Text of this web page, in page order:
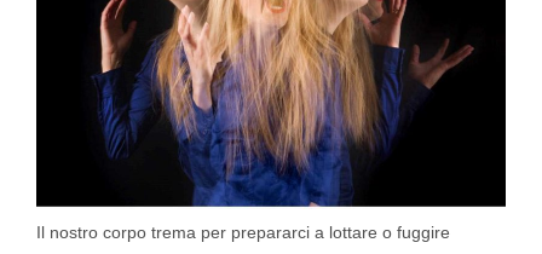
Il nostro corpo trema per prepararci a lottare o fuggire